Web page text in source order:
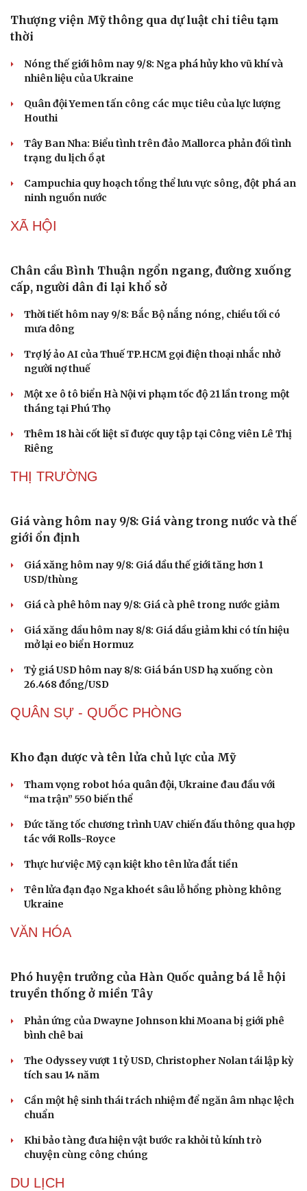
Doanh nghiệp
Thông tin doanh nghiệp
Doanh nhân
Vì cộng đồng
Công nghệ
Trải nghiệm
Sức khỏe
Dinh dưỡng - món ngon
Sản phụ khoa
Làm đẹp - giảm cân
Phòng mạch online
Đời sống
Thượng viện Mỹ thông qua dự luật chi tiêu tạm
thời
Nóng thế giới hôm nay 9/8: Nga phá hủy kho vũ khí và
nhiên liệu của Ukraine
Quân đội Yemen tấn công các mục tiêu của lực lượng
Houthi
Tây Ban Nha: Biểu tình trên đảo Mallorca phản đối tình
trạng du lịch ồ ạt
Campuchia quy hoạch tổng thể lưu vực sông, đột phá an
ninh nguồn nước
XÃ HỘI
Chân cầu Bình Thuận ngổn ngang, đường xuống
cấp, người dân đi lại khổ sở
Thời tiết hôm nay 9/8: Bắc Bộ nắng nóng, chiều tối có
mưa dông
Trợ lý ảo AI của Thuế TP.HCM gọi điện thoại nhắc nhở
người nợ thuế
Một xe ô tô biển Hà Nội vi phạm tốc độ 21 lần trong một
tháng tại Phú Thọ
Thêm 18 hài cốt liệt sĩ được quy tập tại Công viên Lê Thị
Riêng
THỊ TRƯỜNG
Giá vàng hôm nay 9/8: Giá vàng trong nước và thế
giới ổn định
Giá xăng hôm nay 9/8: Giá dầu thế giới tăng hơn 1
USD/thùng
Giá cà phê hôm nay 9/8: Giá cà phê trong nước giảm
Giá xăng dầu hôm nay 8/8: Giá dầu giảm khi có tín hiệu
mở lại eo biển Hormuz
Tỷ giá USD hôm nay 8/8: Giá bán USD hạ xuống còn
26.468 đồng/USD
QUÂN SỰ - QUỐC PHÒNG
Kho đạn dược và tên lửa chủ lực của Mỹ
Tham vọng robot hóa quân đội, Ukraine đau đầu với
“ma trận” 550 biến thể
Đức tăng tốc chương trình UAV chiến đấu thông qua hợp
tác với Rolls-Royce
Thực hư việc Mỹ cạn kiệt kho tên lửa đắt tiền
Tên lửa đạn đạo Nga khoét sâu lỗ hổng phòng không
Ukraine
VĂN HÓA
Phó huyện trưởng của Hàn Quốc quảng bá lễ hội
truyền thống ở miền Tây
Phản ứng của Dwayne Johnson khi Moana bị giới phê
bình chê bai
The Odyssey vượt 1 tỷ USD, Christopher Nolan tái lập kỳ
tích sau 14 năm
Cần một hệ sinh thái trách nhiệm để ngăn âm nhạc lệch
chuẩn
Khi bảo tàng đưa hiện vật bước ra khỏi tủ kính trò
chuyện cùng công chúng
DU LỊCH